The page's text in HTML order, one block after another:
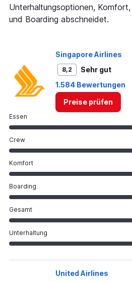
0
to
1200.
Unterhaltungsoptionen,
und Boarding abschneidet.
Singapore Airlines
8,2
Sehr gut
1.584 Bewertungen
Preise prüfen
Essen
Crew
Komfort
Boarding
Gesamt
Unterhaltung
United Airlines